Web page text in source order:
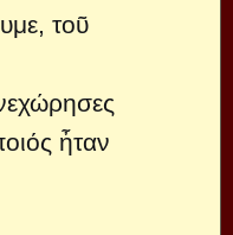
τοῦ
ἦταν